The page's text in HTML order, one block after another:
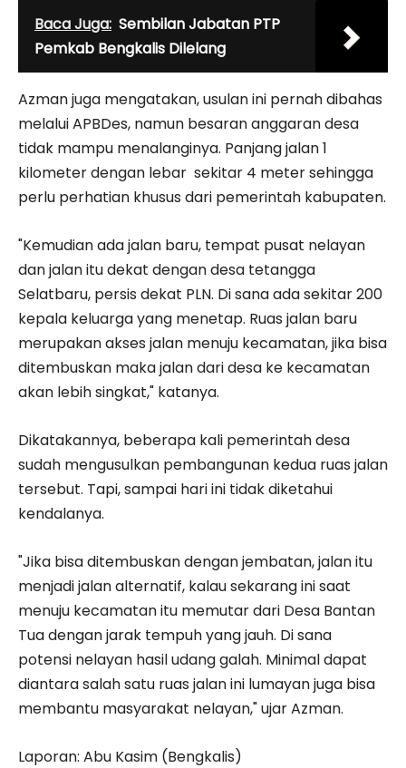
Baca Juga: Sembilan Jabatan PTP
Pemkab Bengkalis Dilelang
Azman juga mengatakan, usulan ini pernah dibahas
melalui APBDes, namun besaran anggaran desa
tidak mampu menalanginya. Panjang jalan 1
kilometer dengan lebar sekitar 4 meter sehingga
perlu perhatian khusus dari pemerintah kabupaten.
"Kemudian ada jalan baru, tempat pusat nelayan
dan jalan itu dekat dengan desa tetangga
Selatbaru, persis dekat PLN. Di sana ada sekitar 200
kepala keluarga yang menetap. Ruas jalan baru
merupakan akses jalan menuju kecamatan, jika bisa
ditembuskan maka jalan dari desa ke kecamatan
akan lebih singkat," katanya.
Dikatakannya, beberapa kali pemerintah desa
sudah mengusulkan pembangunan kedua ruas jalan
tersebut. Tapi, sampai hari ini tidak diketahui
kendalanya.
"Jika bisa ditembuskan dengan jembatan, jalan itu
menjadi jalan alternatif, kalau sekarang ini saat
menuju kecamatan itu memutar dari Desa Bantan
Tua dengan jarak tempuh yang jauh. Di sana
potensi nelayan hasil udang galah. Minimal dapat
diantara salah satu ruas jalan ini lumayan juga bisa
membantu masyarakat nelayan," ujar Azman.
Laporan: Abu Kasim (Bengkalis)